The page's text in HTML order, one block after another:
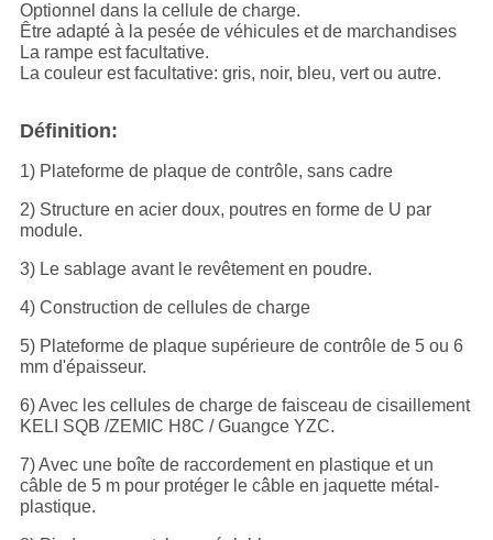
Optionnel dans la cellule de charge.
Être adapté à la pesée de véhicules et de marchandises
La rampe est facultative.
La couleur est facultative: gris, noir, bleu, vert ou autre.
Définition:
1) Plateforme de plaque de contrôle, sans cadre
2) Structure en acier doux, poutres en forme de U par
module.
3) Le sablage avant le revêtement en poudre.
4) Construction de cellules de charge
5) Plateforme de plaque supérieure de contrôle de 5 ou 6
mm d'épaisseur.
6) Avec les cellules de charge de faisceau de cisaillement
KELI SQB /ZEMIC H8C / Guangce YZC.
7) Avec une boîte de raccordement en plastique et un
câble de 5 m pour protéger le câble en jaquette métal-
plastique.